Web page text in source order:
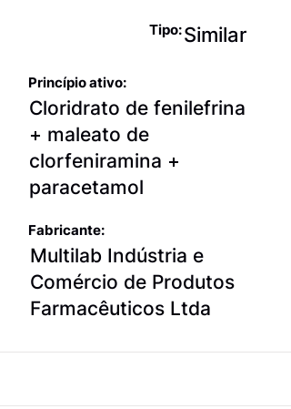
Tipo:Similar
Princípio ativo:
Cloridrato de fenilefrina
+ maleato de
clorfeniramina +
paracetamol
Fabricante:
Multilab Indústria e
Comércio de Produtos
Farmacêuticos Ltda